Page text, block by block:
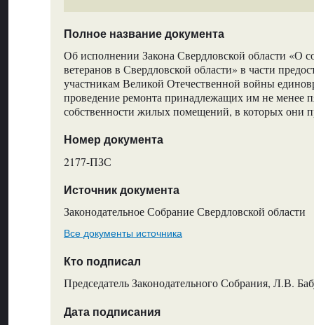
Полное название документа
Об исполнении Закона Свердловской области «О
ветеранов в Свердловской области» в части
участникам Великой Отечественной войны
проведение ремонта принадлежащих им не менее
собственности жилых помещений, в которых они
Номер документа
2177-ПЗС
Источник документа
Законодательное Собрание Свердловской области
Все документы источника
Кто подписал
Председатель Законодательного Собрания, Л.В.
Дата подписания